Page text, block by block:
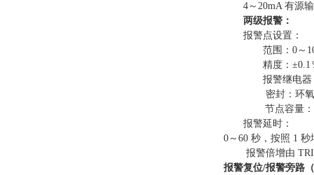
4～20mA 有源
两级报警：
报警点设置：
范围：0～
精度：±0.1
报警继电器
密封：环
节点容量
报警延时：
0～60 秒，按照 1 秒
报警倍增由
报警复位/报警旁路（